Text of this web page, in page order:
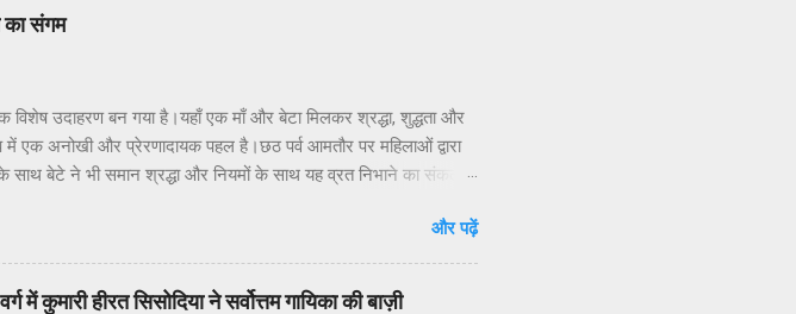
पर भी समस्याओं का समाधान नहीं हो रहा. जन प्रतिनिधियों का क्षेत्रीय
“कागज़ों में” दर्ज हो रही हैं, ज़मीनी क...
का संगम
विशेष उदाहरण बन गया है।यहाँ एक माँ और बेटा मिलकर श्रद्धा, शुद्धता और
अनोखी और प्रेरणादायक पहल है।छठ पर्व आमतौर पर महिलाओं द्वारा
साथ बेटे ने भी समान श्रद्धा और नियमों के साथ यह व्रत निभाने का संकल्प
पर्व कार्तिक मास के शुक्ल पक्ष की षष्ठी तिथि को मनाया जाता है।छठ व्रत
स्वास्थ्य और समृद्धि के प्रतीक हैं।इस दिन सूर्य की दोनों अवस्थाओं — डूबते
कि यह व्रत स्त्री और पुरुष दोनों कर सकते हैं, लेकिन इसे बहुत कठिन और
और पढ़ें
में कुमारी हीरत सिसोदिया ने सर्वोत्तम गायिका की बाज़ी